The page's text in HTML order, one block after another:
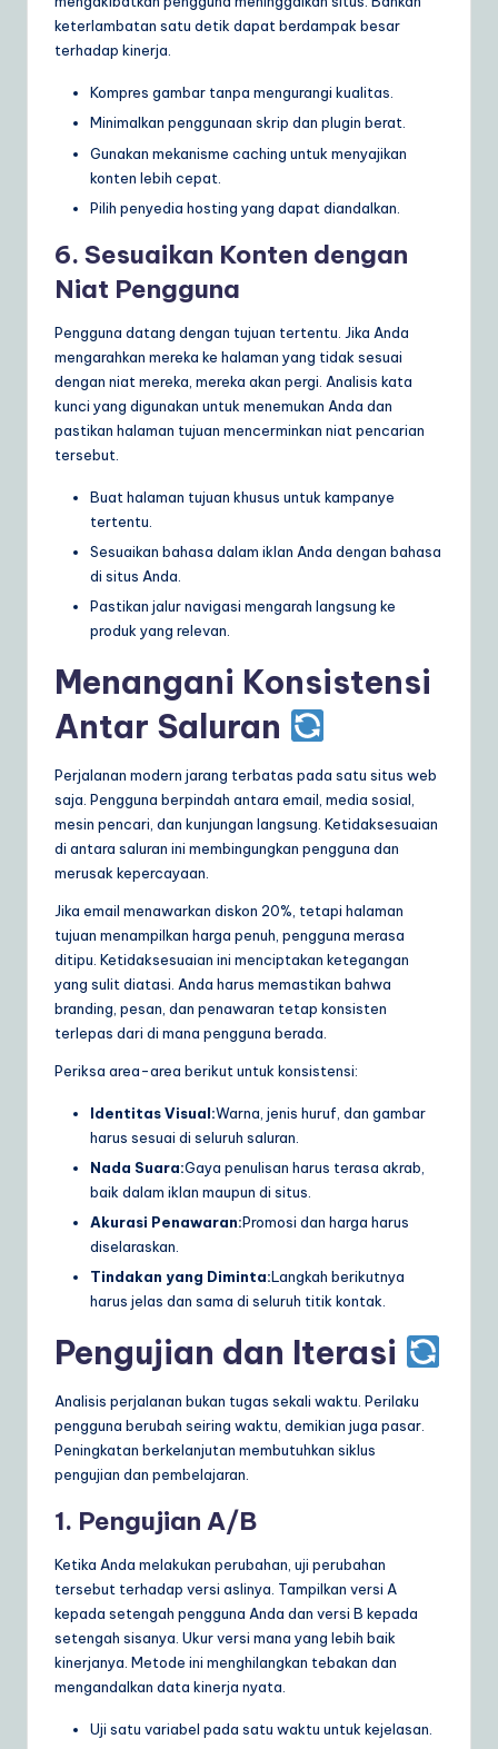
keterlambatan satu detik dapat berdampak besar
terhadap kinerja.
Kompres gambar tanpa mengurangi kualitas.
Minimalkan penggunaan skrip dan plugin berat.
Gunakan mekanisme caching untuk menyajikan
konten lebih cepat.
Pilih penyedia hosting yang dapat diandalkan.
6. Sesuaikan Konten dengan
Niat Pengguna
Pengguna datang dengan tujuan tertentu. Jika Anda
mengarahkan mereka ke halaman yang tidak sesuai
dengan niat mereka, mereka akan pergi. Analisis kata
kunci yang digunakan untuk menemukan Anda dan
pastikan halaman tujuan mencerminkan niat pencarian
tersebut.
Buat halaman tujuan khusus untuk kampanye
tertentu.
Sesuaikan bahasa dalam iklan Anda dengan bahasa
di situs Anda.
Pastikan jalur navigasi mengarah langsung ke
produk yang relevan.
Menangani Konsistensi
Antar Saluran
Perjalanan modern jarang terbatas pada satu situs web
saja. Pengguna berpindah antara email, media sosial,
mesin pencari, dan kunjungan langsung. Ketidaksesuaian
di antara saluran ini membingungkan pengguna dan
merusak kepercayaan.
Jika email menawarkan diskon 20%, tetapi halaman
tujuan menampilkan harga penuh, pengguna merasa
ditipu. Ketidaksesuaian ini menciptakan ketegangan
yang sulit diatasi. Anda harus memastikan bahwa
branding, pesan, dan penawaran tetap konsisten
terlepas dari di mana pengguna berada.
Periksa area-area berikut untuk konsistensi:
Identitas Visual:Warna, jenis huruf, dan gambar
harus sesuai di seluruh saluran.
Nada Suara:Gaya penulisan harus terasa akrab,
baik dalam iklan maupun di situs.
Akurasi Penawaran:Promosi dan harga harus
diselaraskan.
Tindakan yang Diminta:Langkah berikutnya
harus jelas dan sama di seluruh titik kontak.
Pengujian dan Iterasi
Analisis perjalanan bukan tugas sekali waktu. Perilaku
pengguna berubah seiring waktu, demikian juga pasar.
Peningkatan berkelanjutan membutuhkan siklus
pengujian dan pembelajaran.
1. Pengujian A/B
Ketika Anda melakukan perubahan, uji perubahan
tersebut terhadap versi aslinya. Tampilkan versi A
kepada setengah pengguna Anda dan versi B kepada
setengah sisanya. Ukur versi mana yang lebih baik
kinerjanya. Metode ini menghilangkan tebakan dan
mengandalkan data kinerja nyata.
Uji satu variabel pada satu waktu untuk kejelasan.